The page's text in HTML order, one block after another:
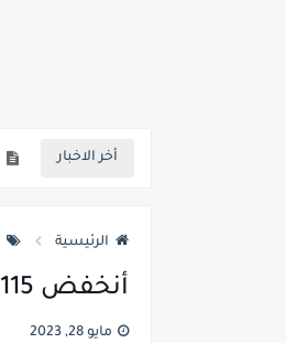
أخر الاخبار
الرئيسية
أنخفض 115 ..سعر الذهب اليوم الأحد 28 مايو 2023 (عيار 21 الآن بالمصنعية).
مايو 28, 2023